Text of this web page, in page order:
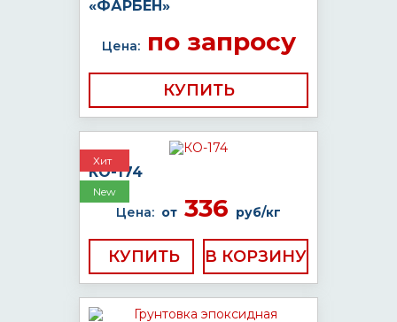
«ФАРБЕН»
Цена:по запросу
КУПИТЬ
Хит
New
КО-174
Цена: от 336 руб/кг
КУПИТЬ